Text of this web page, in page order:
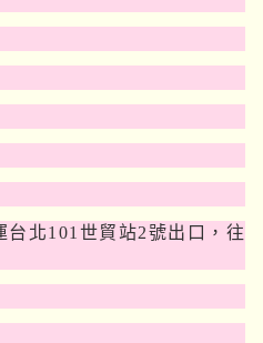
台北101 世貿站2號出口，往